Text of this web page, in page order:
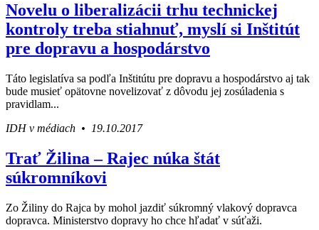
Novelu o liberalizácii trhu technickej
kontroly treba stiahnuť, myslí si Inštitút
pre dopravu a hospodárstvo
Táto legislatíva sa podľa Inštitútu pre dopravu a hospodárstvo aj tak
bude musieť opätovne novelizovať z dôvodu jej zosúladenia s
pravidlam...
IDH v médiach • 19.10.2017
Trať Žilina – Rajec núka štát
súkromníkovi
Zo Žiliny do Rajca by mohol jazdiť súkromný vlakový dopravca
dopravca. Ministerstvo dopravy ho chce hľadať v súťaži.